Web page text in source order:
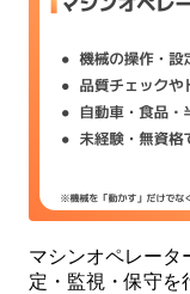
マシンオペレータ
定・監視・保守を